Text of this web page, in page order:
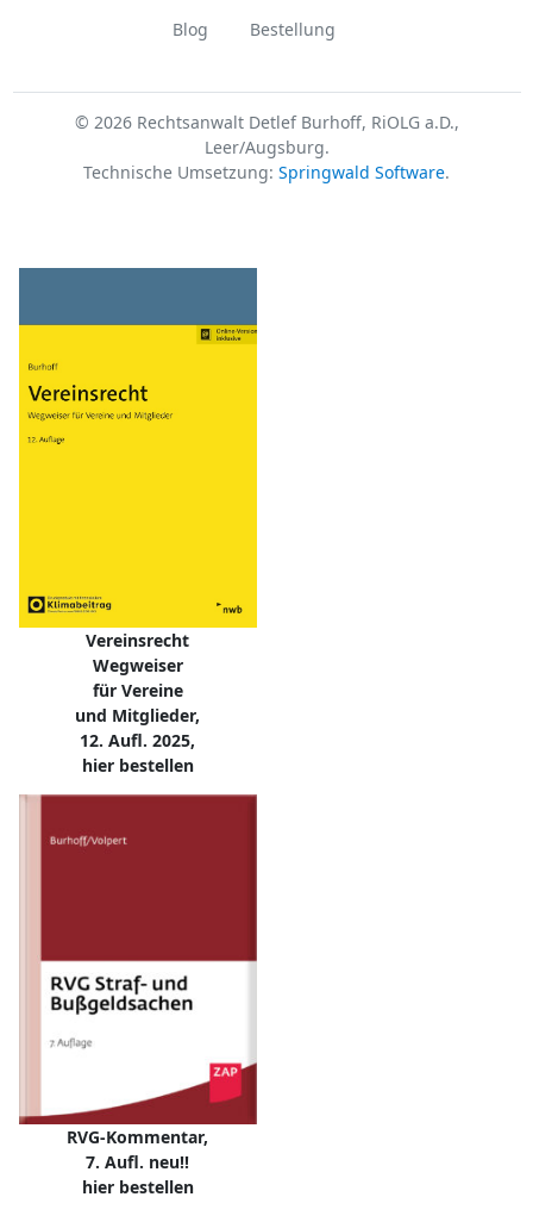
Blog Bestellung
© 2026 Rechtsanwalt Detlef Burhoff, RiOLG a.D.,
Leer/Augsburg.
Technische Umsetzung: Springwald Software.
Vereinsrecht
Wegweiser
für Vereine
und Mitglieder,
12. Aufl. 2025,
hier bestellen
RVG-Kommentar,
7. Aufl. neu!!
hier bestellen